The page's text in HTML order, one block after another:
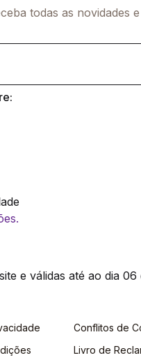
todas as novidades
e válidas até ao dia
Conflitos de
Livro de